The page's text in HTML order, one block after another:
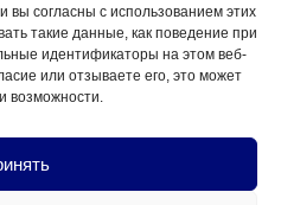
вы согласны с использованием этих
такие данные, как поведение при
идентификаторы на этом веб-
или отзываете его, это может
возможности.